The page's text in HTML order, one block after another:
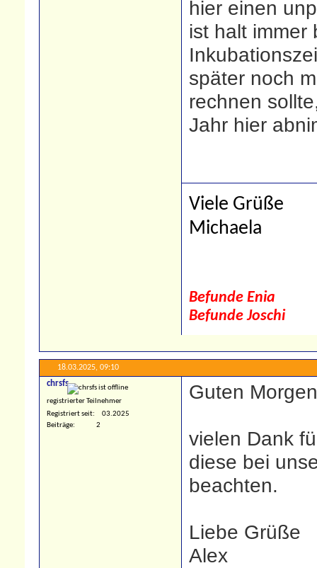
hier einen
ist halt immer
später noch
rechnen
Jahr hier
Viele Grüße
Michaela
Befunde Enia
Befunde Joschi
18.03.2025, 09:10
chrsfs
registrierter Teilnehmer
Registriert seit
03.2025
Beiträge
2
Guten
vielen Dank
diese bei
beachten.
Liebe Grüße
Alex